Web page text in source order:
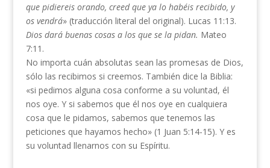
que pidiereis orando, creed que ya lo habéis recibido, y
os vendrá» (traducción literal del original). Lucas 11:13.
Dios dará buenas cosas a los que se la pidan. Mateo
7:11.
No importa cuán absolutas sean las promesas de Dios,
sólo las recibimos si creemos. También dice la Biblia:
«si pedimos alguna cosa conforme a su voluntad, él
nos oye. Y si sabemos que él nos oye en cualquiera
cosa que le pidamos, sabemos que tenemos las
peticiones que hayamos hecho» (1 Juan 5:14-15). Y es
su voluntad llenarnos con su Espíritu.